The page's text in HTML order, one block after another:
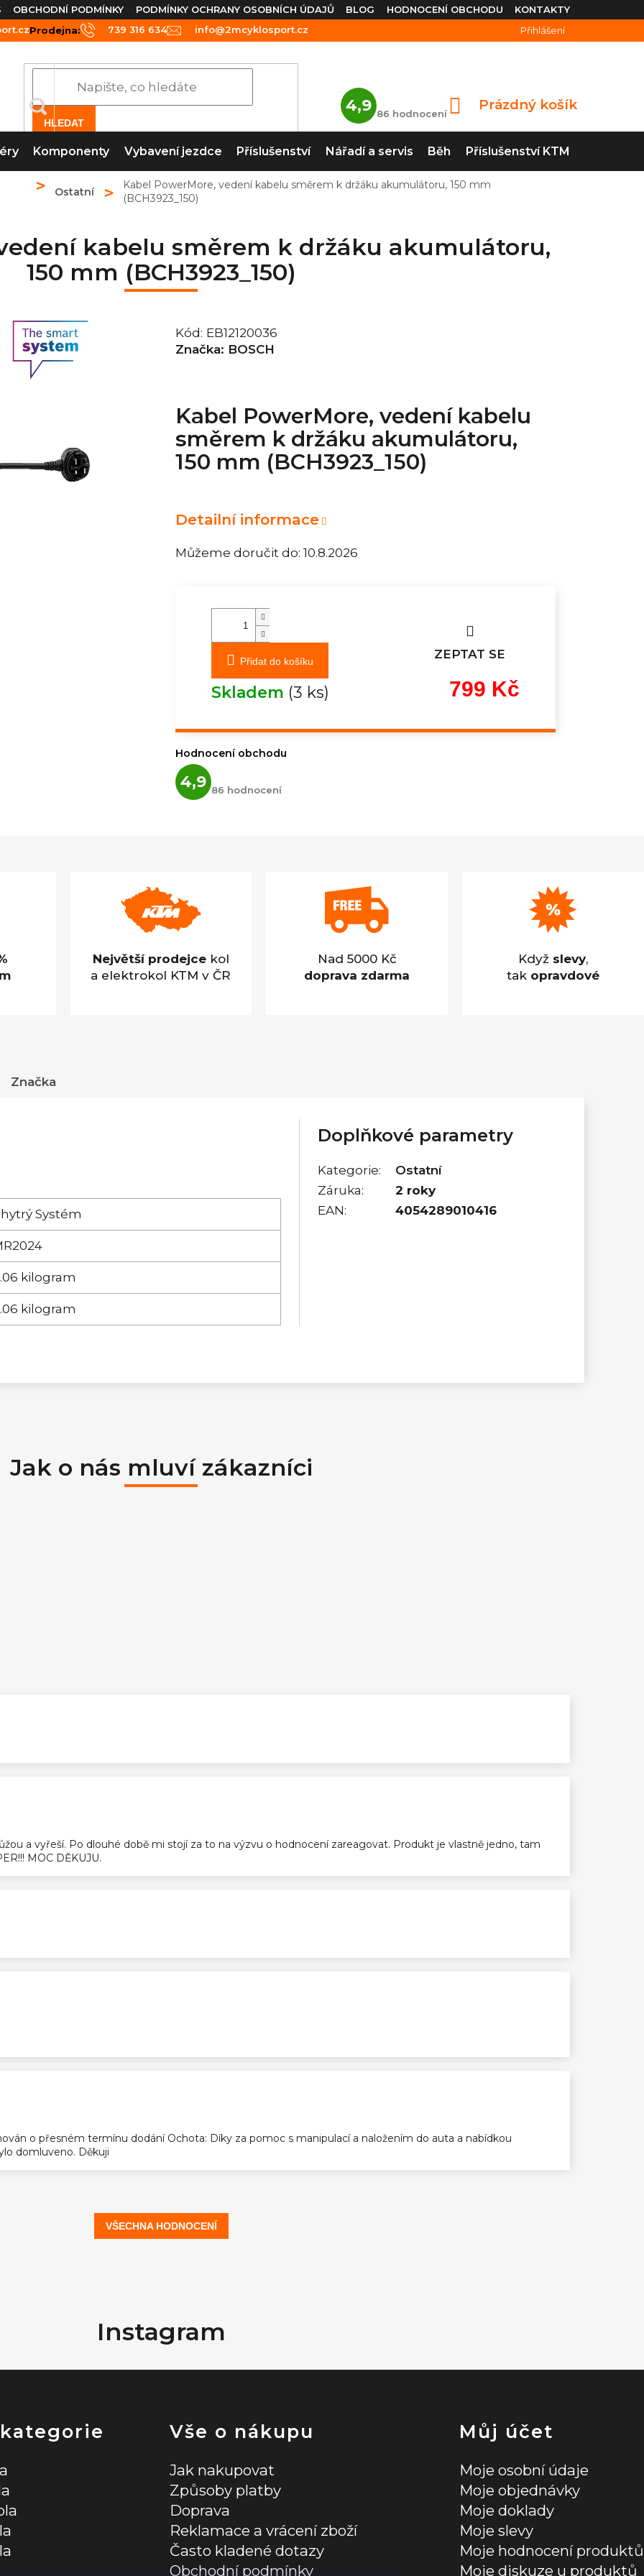
OBCHODNÍ PODMÍNKY PODMÍNKY OCHRANY OSOBNÍCH ÚDAJŮ BLOG KONTAKTY
HODNOCENÍ OBCHODU
Prodejna: 739 316 634 info@2mcyklosport.cz Přihlášení
HLEDAT
4,9
Průměrné
hodnocení
je
4,9
5
hvězdiček.
86 hodnocení
NÁKUPNÍ
Prázdný košík
Komponenty Vybavení jezdce Příslušenství Nářadí a servis Běh Příslušenství KTM
Ostatní
Kabel PowerMore, vedení kabelu směrem k držáku akumulátoru, 150 mm
(BCH3923_150)
kabelu směrem k držáku akumulátoru,
150 mm (BCH3923_150)
Kód: EB12120036
Značka: BOSCH
Můžeme doručit do: 10.8.2026
Kabel PowerMore, vedení kabelu
směrem k držáku akumulátoru,
150 mm (BCH3923_150)
Detailní informace
Přidat do košíku
ZEPTAT SE
Skladem (3 ks) 799 Kč
cena:
Hodnocení obchodu
4,9 hodnocení
obchodu
86 hodnocení
Největší prodejcekol
a elektrokol KTM v ČR
Nad 5000 Kč
doprava zdarma
Když slevy,
tak opravdové
Značka
Systém
kilogram
kilogram
Doplňkové parametry
Kategorie:
Ostatní
Záruka:
2 roky
EAN: 4054289010416
Jak o nás mluví zákazníci
a vyřeší. Po dlouhé době mi stojí za to na výzvu o hodnocení zareagovat. Produkt je vlastně jedno, tam
MOC DĚKUJU.
o přesném termínu dodání Ochota: Díky za pomoc s manipulací a naložením do auta a nabídkou
domluveno. Děkuji
VŠECHNA HODNOCENÍ
Instagram
Vše o nákupu
Jak nakupovat
Způsoby platby
Doprava
Reklamace a vrácení zboží
Často kladené dotazy
Obchodní podmínky
Můj účet
Moje osobní údaje
Moje objednávky
Moje doklady
Moje slevy
Moje hodnocení produktů
Moje diskuze u produktů